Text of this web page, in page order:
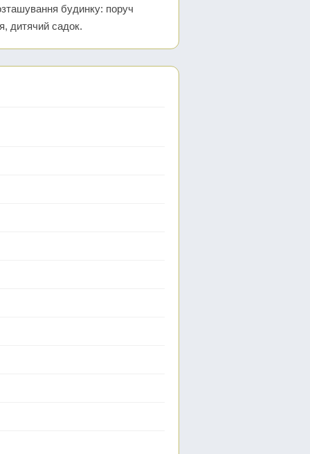
будинку: поруч
дитячий садок.